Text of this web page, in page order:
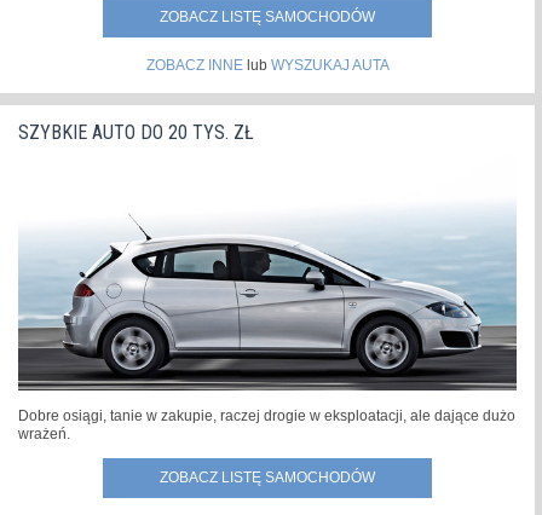
ZOBACZ LISTĘ SAMOCHODÓW
ZOBACZ INNElub WYSZUKAJ AUTA
SZYBKIE AUTO DO 20 TYS. ZŁ
Dobre osiągi, tanie w zakupie, raczej drogie w eksploatacji, ale dające dużo
wrażeń.
ZOBACZ LISTĘ SAMOCHODÓW